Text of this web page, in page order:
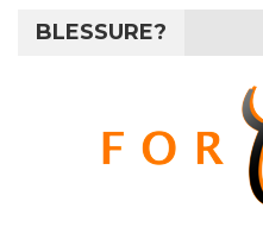
BLESSURE?